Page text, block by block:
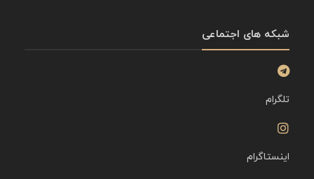
شبکه های اجتماعی
تلگرام
اینستاگرام